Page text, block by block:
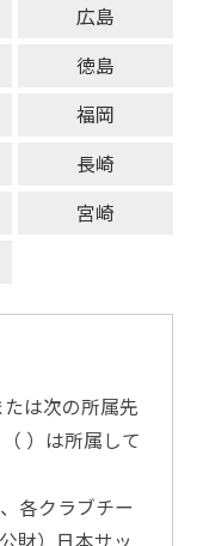
広島
徳島
福岡
長崎
宮崎
たは次の所属先
）は所属して
各クラブチー